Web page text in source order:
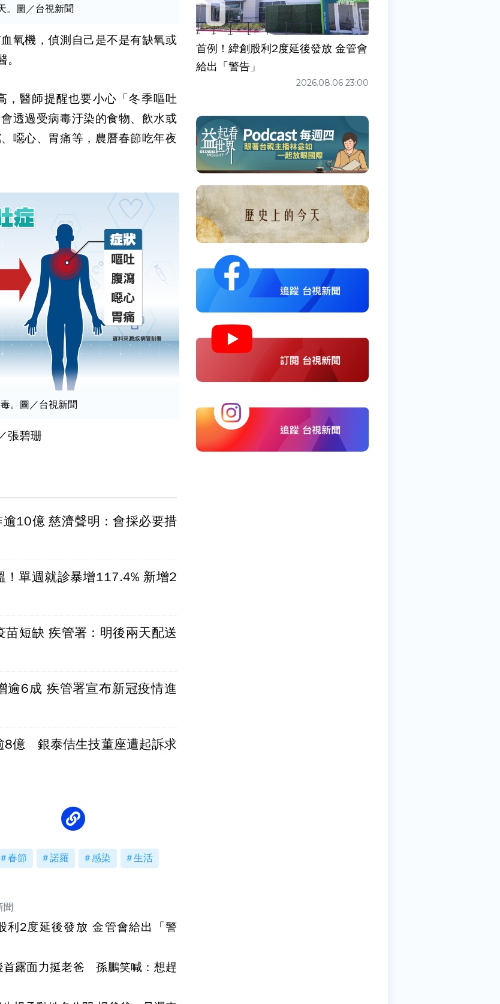
。圖／台視新聞
氧機，偵測自己是不是有缺氧或
，醫師提醒也要小心「冬季嘔吐
透過受病毒汙染的食物、飲水或
噁心、胃痛等，農曆春節吃年夜
。圖／台視新聞
張碧珊
逾10億 慈濟聲明：會採必要措
！單週就診暴增117.4% 新增2
苗短缺 疾管署：明後兩天配送
逾6成 疾管署宣布新冠疫情進
8億 銀泰佶生技董座遭起訴求
春節 諾羅 感染 生活
聞
利2度延後發放 金管會給出「警
首露面力挺老爸 孫鵬笑喊：想趕
首例！緯創股利2度延後發放 金管會
給出「警告」
2026.08.06 23:00